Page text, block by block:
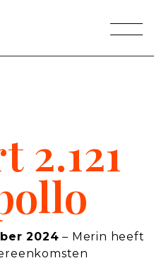
2.121
2024 – Merin heeft